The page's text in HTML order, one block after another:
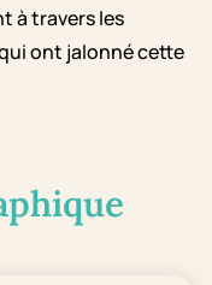
à travers les
ont jalonné cette